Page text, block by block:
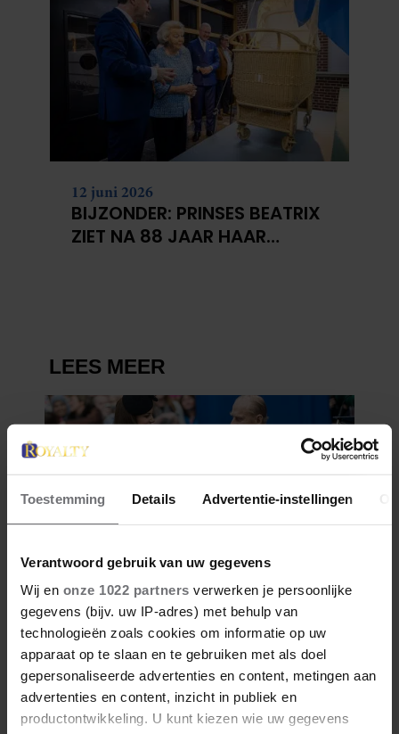
Toestemming Details Advertentie-instellingen
Verantwoord gebruik van uw gegevens
Wij en onze 1022 partners verwerken je persoonlijke
gegevens (bijv. uw IP-adres) met behulp van
technologieën zoals cookies om informatie op uw
apparaat op te slaan en te gebruiken met als doel
gepersonaliseerde advertenties en content, metingen aan
advertenties en content, inzicht in publiek en
productontwikkeling. U kunt kiezen wie uw gegevens
12 juni 2026
BIJZONDER: PRINSES BEATRIX
ZIET NA 88 JAAR HAAR